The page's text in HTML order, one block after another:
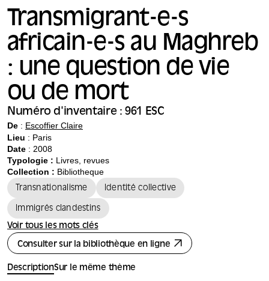
Transmigrant-e-s
africain-e-s au Maghreb
: une question de vie
ou de mort
Numéro d'inventaire : 961 ESC
De : Escoffier Claire
Lieu : Paris
Date : 2008
Typologie : Livres, revues
Collection : Bibliotheque
Transnationalisme Identité collective
Immigrés clandestins
Voir tous les mots clés
Consulter sur la bibliothèque en ligne
DescriptionSur le même thème